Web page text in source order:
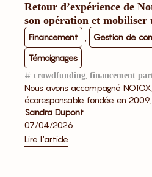
Retour d’expérience de
son opération et mobiliser
Nous avons accompagné
écoresponsable fondée en 2009,
Financement Gestion de
Témoignages
Sandra Dupont
07/04/2026
# crowdfunding financement
Lire l'article